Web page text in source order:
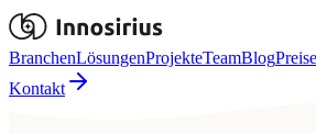
BranchenLösungenProjekteTeamBlogPreise
Kontakt